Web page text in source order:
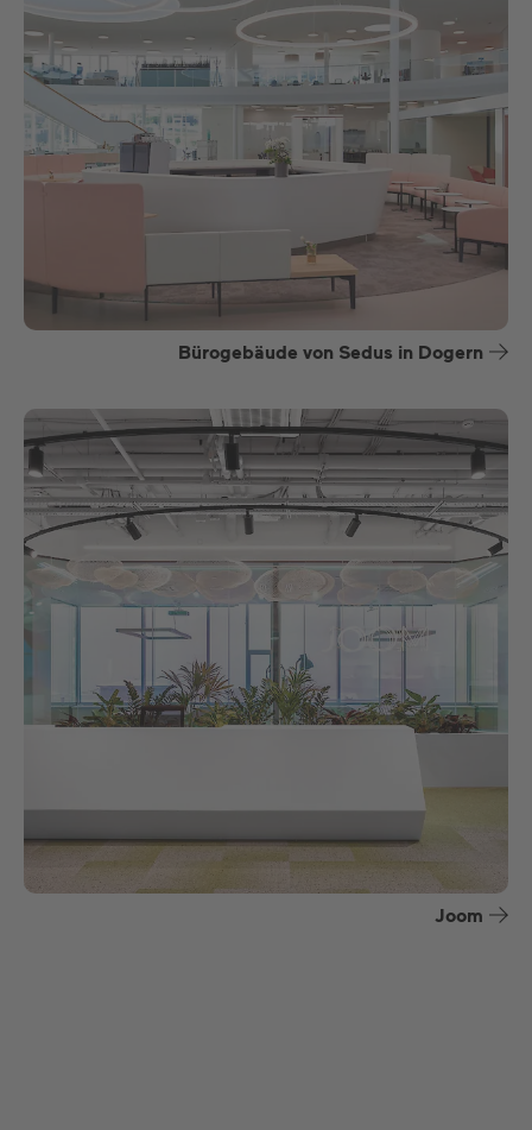
Bürogebäude von Sedus in Dogern
Joom